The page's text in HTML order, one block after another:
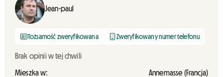
Jean-paul
Tożsamość zweryfikowana Zweryfikowany numer telefonu
Brak opinii w tej chwili
Mieszka w:
Annemasse (Francja)